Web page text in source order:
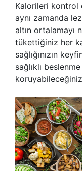
Kalorileri kontrol
aynı zamanda
altın ortalamayı
tükettiğiniz her
sağlığınızın
sağlıklı